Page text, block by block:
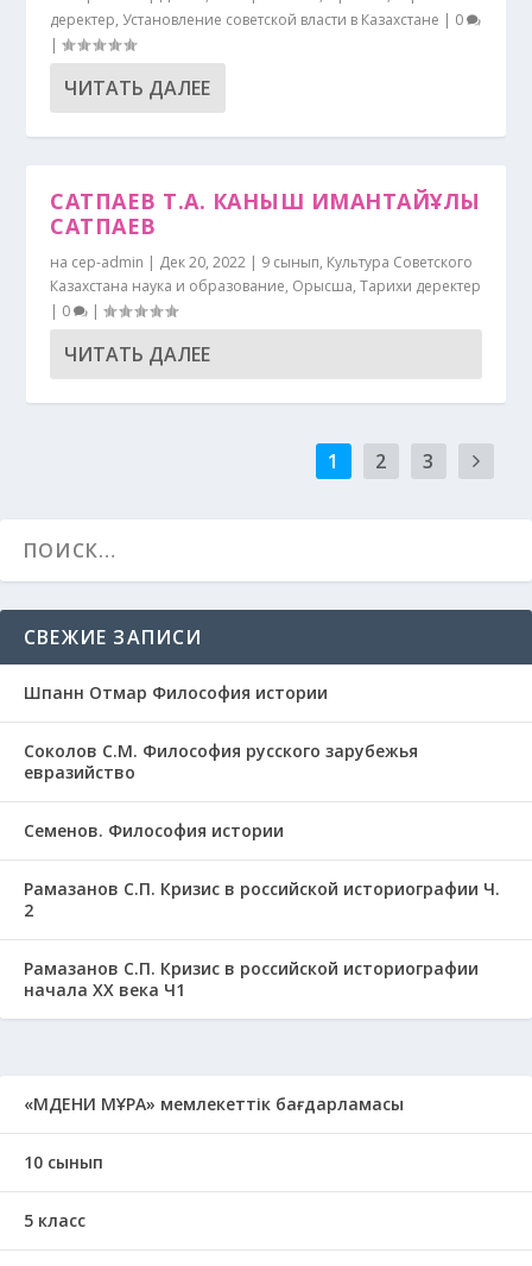
деректер, Установление советской власти в Казахстане | 0
|
ЧИТАТЬ ДАЛЕЕ
САТПАЕВ Т.А. КАНЫШ ИМАНТАЙҰЛЫ
САТПАЕВ
на cep-admin | Дек 20, 2022 | 9 сынып, Культура Советского
Казахстана наука и образование, Орысша,Тарихи деректер
| 0 |
ЧИТАТЬ ДАЛЕЕ
1 2 3
СВЕЖИЕ ЗАПИСИ
Шпанн Отмар Философия истории
Соколов С.М. Философия русского зарубежья
евразийство
Семенов. Философия истории
Рамазанов С.П. Кризис в российской историографии Ч.
2
Рамазанов С.П. Кризис в российской историографии
начала ХХ века Ч1
«МӘДЕНИ МҰРА» мемлекеттік бағдарламасы
10 сынып
5 класс